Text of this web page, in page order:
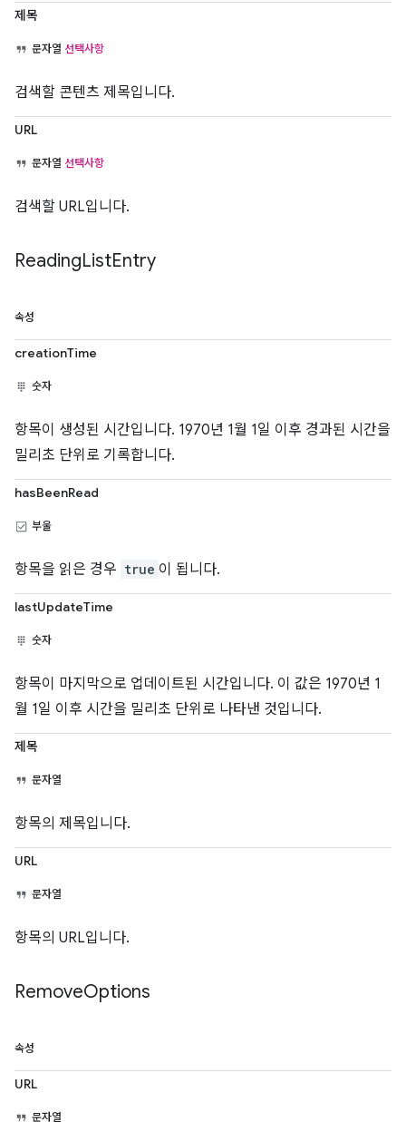
제목
문자열 선택사항
검색할 콘텐츠 제목입니다.
URL
문자열 선택사항
검색할 URL입니다.
ReadingListEntry
속성
creationTime
숫자
항목이 생성된 시간입니다. 1970년 1월 1일 이후 경과된 시간을
밀리초 단위로 기록합니다.
hasBeenRead
부울
항목을 읽은 경우 true 이 됩니다.
lastUpdateTime
숫자
항목이 마지막으로 업데이트된 시간입니다. 이 값은 1970년 1
월 1일 이후 시간을 밀리초 단위로 나타낸 것입니다.
제목
문자열
항목의 제목입니다.
URL
문자열
항목의 URL입니다.
RemoveOptions
속성
URL
문자열